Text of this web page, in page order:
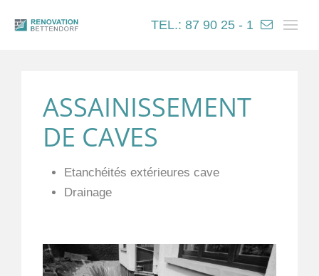
TEL.: 87 90 25 - 1
ASSAINISSEMENT
DE CAVES
Etanchéités extérieures cave
Drainage